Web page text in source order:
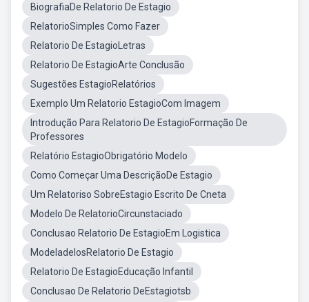
BiografiaDe Relatorio De Estagio
RelatorioSimples Como Fazer
Relatorio De EstagioLetras
Relatorio De EstagioArte Conclusão
Sugestões EstagioRelatórios
Exemplo Um Relatorio EstagioCom Imagem
Introdução Para Relatorio De EstagioFormação De
Professores
Relatório EstagioObrigatório Modelo
Como Começar Uma DescriçãoDe Estagio
Um Relatoriso SobreEstagio Escrito De Cneta
Modelo De RelatorioCircunstaciado
Conclusao Relatorio De EstagioEm Logistica
ModeladelosRelatorio De Estagio
Relatorio De EstagioEducação Infantil
Conclusao De Relatorio DeEstagiotsb